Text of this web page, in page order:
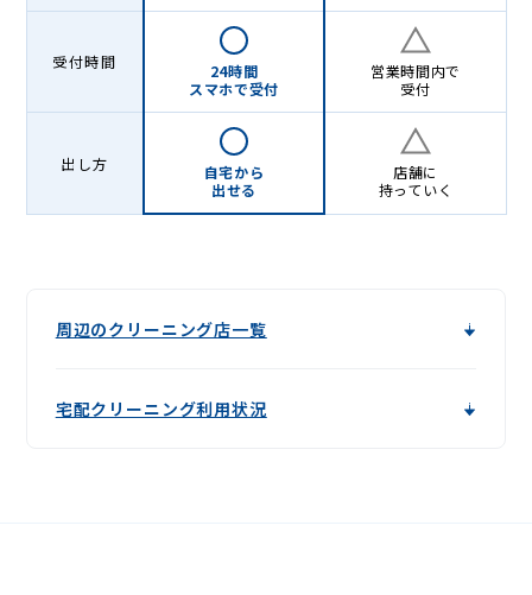
受付時間
24時間
スマホで受付
営業時間内で
受付
出し方
自宅から
出せる
店舗に
持っていく
周辺のクリーニング店一覧
宅配クリーニング利用状況